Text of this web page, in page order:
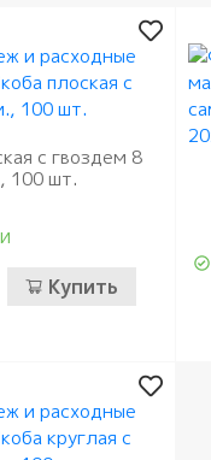
с гвоздем 8
100 шт.
Купить